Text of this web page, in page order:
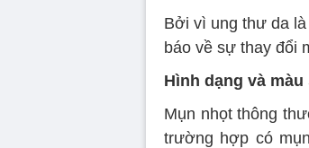
Bởi vì ung thư da
báo về sự thay đổi
Hình dạng và màu
Mụn nhọt thông
trường hợp có